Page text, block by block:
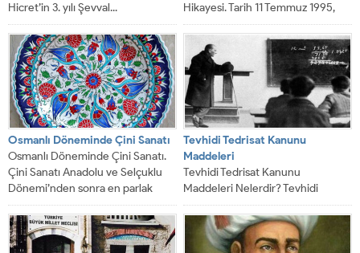
Hicret’in 3. yılı Şevval...
Hikayesi. Tarih 11 Temmuz 1995,
Avrupa’nın göbeğinde yaşanan
Bosna savaşında 312.000...
Osmanlı Döneminde Çini Sanatı
Osmanlı Döneminde Çini Sanatı.
Çini Sanatı Anadolu ve Selçuklu
Dönemi’nden sonra en parlak
dönemini Osmanlı...
Tevhidi Tedrisat Kanunu
Maddeleri
Tevhidi Tedrisat Kanunu
Maddeleri Nelerdir? Tevhidi
Tedrisat Kanunu Maddeleri,
Türkiye Cumhuriyeti‘nin kurulması
ile birlikte Türkiye...